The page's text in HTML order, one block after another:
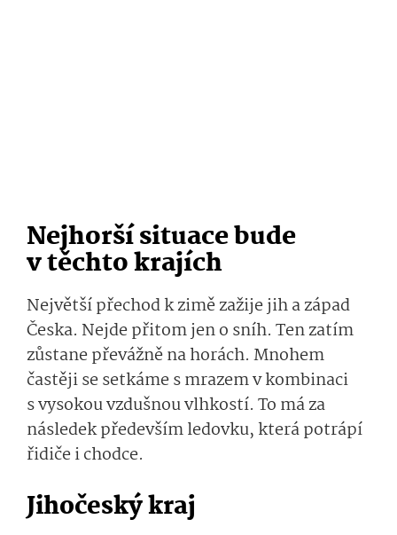
Nejhorší situace bude
v těchto krajích
Největší přechod k zimě zažije jih a západ
Česka. Nejde přitom jen o sníh. Ten zatím
zůstane převážně na horách. Mnohem
častěji se setkáme s mrazem v kombinaci
s vysokou vzdušnou vlhkostí. To má za
následek především ledovku, která potrápí
řidiče i chodce.
Jihočeský kraj